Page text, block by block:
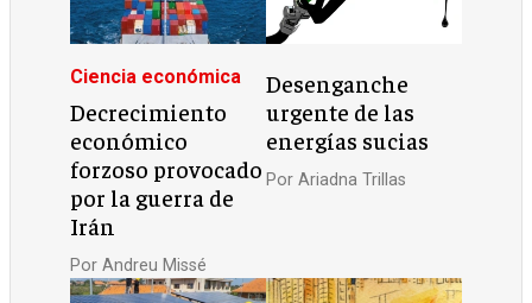
Ciencia económica
Decrecimiento
económico
forzoso provocado
por la guerra de
Irán
PorAndreu Missé
Desenganche
urgente de las
energías sucias
Por Ariadna Trillas